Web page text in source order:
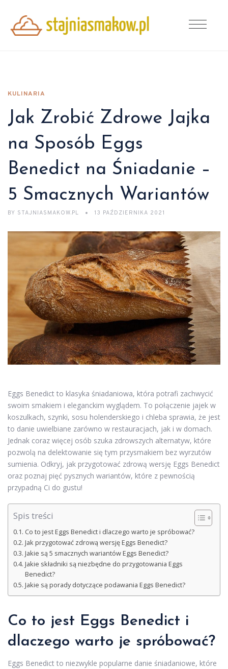
KULINARIA
Jak Zrobić Zdrowe Jajka
na Sposób Eggs
Benedict na Śniadanie –
5 Smacznych Wariantów
BY STAJNIASMAKOW.PL 13 PAŹDZIERNIKA 2021
Eggs Benedict to klasyka śniadaniowa, która potrafi zachwycić
swoim smakiem i eleganckim wyglądem. To połączenie jajek w
koszulkach, szynki, sosu holenderskiego i chleba sprawia, że jest
to danie uwielbiane zarówno w restauracjach, jak i w domach.
Jednak coraz więcej osób szuka zdrowszych alternatyw, które
pozwolą na delektowanie się tym przysmakiem bez wyrzutów
sumienia. Odkryj, jak przygotować zdrową wersję Eggs Benedict
oraz poznaj pięć pysznych wariantów, które z pewnością
przypadną Ci do gustu!
Spis treści
Co to jest Eggs Benedict i dlaczego warto je spróbować?
Jak przygotować zdrową wersję Eggs Benedict?
Jakie są 5 smacznych wariantów Eggs Benedict?
Jakie składniki są niezbędne do przygotowania Eggs
Benedict?
Jakie są porady dotyczące podawania Eggs Benedict?
Co to jest Eggs Benedict i
dlaczego warto je spróbować?
Eggs Benedict to niezwykle popularne danie śniadaniowe, które